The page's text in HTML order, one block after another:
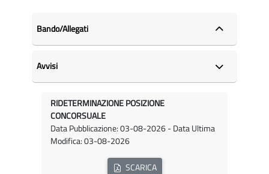
Bando/Allegati
Avvisi
RIDETERMINAZIONE POSIZIONE
CONCORSUALE
Data Pubblicazione: 03-08-2026 - Data Ultima
Modifica: 03-08-2026
SCARICA